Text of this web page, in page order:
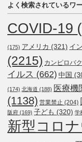
よく検索されているワ
COVID-19
(175) アメリカ (321) イ
(2215) カンピロバ
イルス (662) 中国
(174) 北海道 (188) 医療機
(1138) 営業禁止 (204)
阪府 (169) 子ども (320) 学
新型コロ